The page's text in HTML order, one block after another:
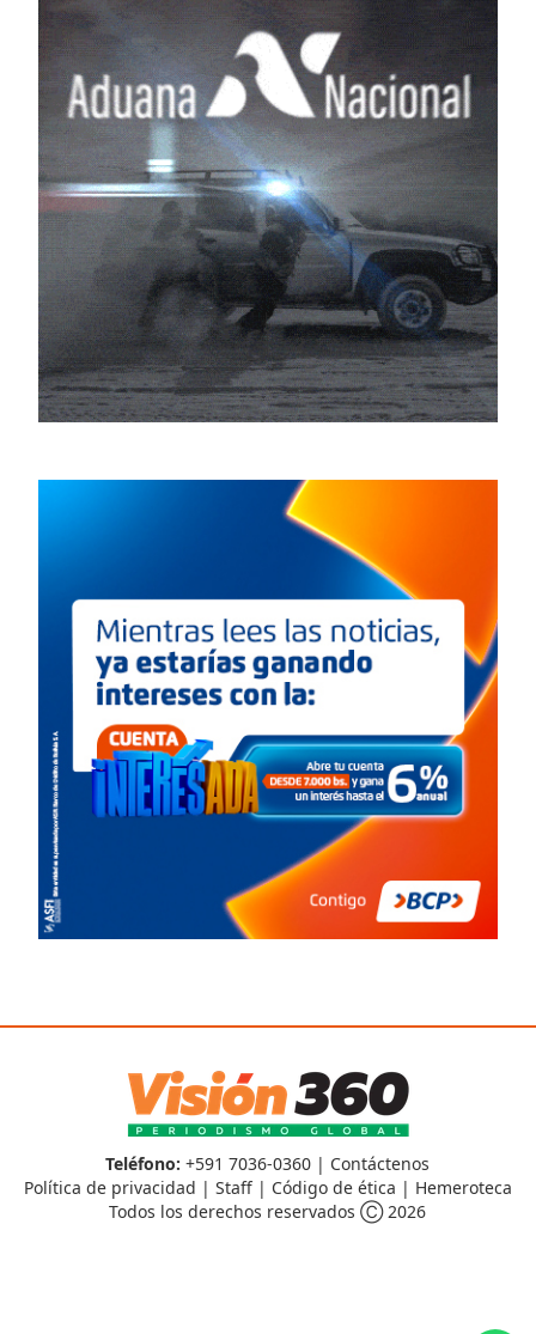
Teléfono: +591 7036-0360 | Contáctenos
Política de privacidad | Staff| Código de ética | Hemeroteca
Todos los derechos reservados Ⓒ 2026